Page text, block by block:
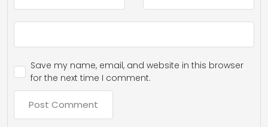
Save my name, email, and website in this browser
for the next time I comment.